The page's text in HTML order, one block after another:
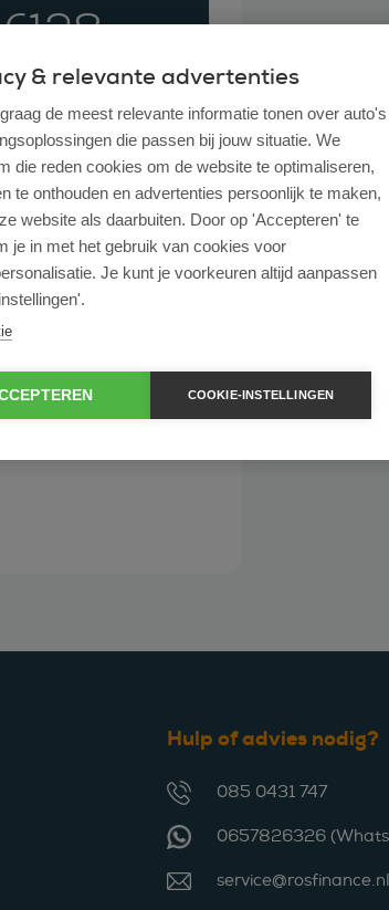
€128
De
ROS
De
Hulp of advies nodig?
085 0431 747
0657826326
service@rosfinance.nl
& relevante advertenties
de meest relevante informatie tonen over auto's
die passen bij jouw situatie. We
die reden cookies om de website te optimaliseren,
te onthouden en advertenties persoonlijk te maken,
website als daarbuiten. Door op 'Accepteren' te
je in met het gebruik van cookies voor
Je kunt je voorkeuren altijd aanpassen
COOKIE-INSTELLINGEN